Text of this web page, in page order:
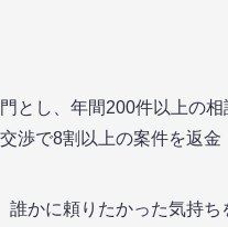
とし、年間200件以上の
渉で8割以上の案件を返金
誰かに頼りたかった気持